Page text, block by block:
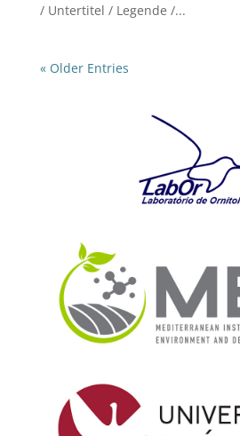
/ Untertitel / Legende /...
« Older Entries